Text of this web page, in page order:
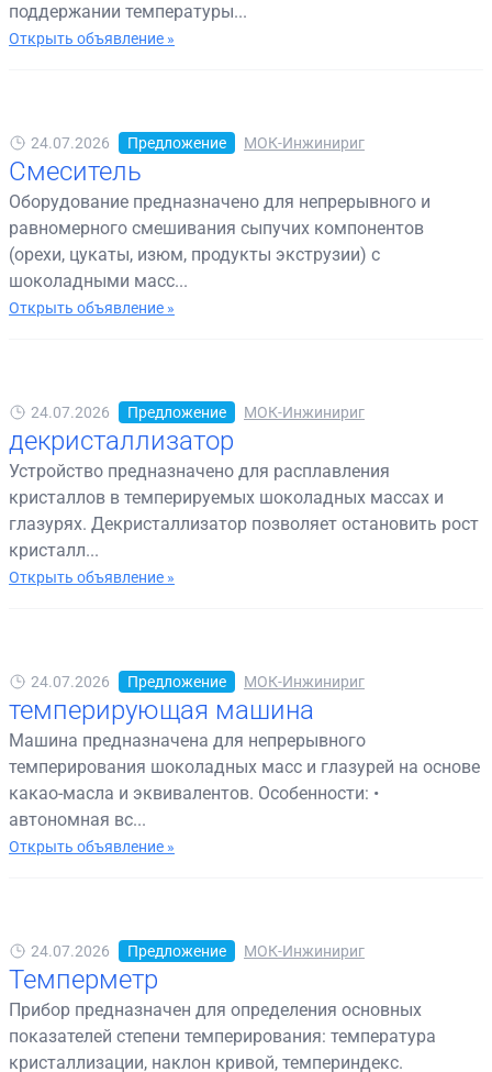
поддержании температуры...
Открыть объявление »
24.07.2026 Предложение МОК-Инжинириг
Смеситель
Оборудование предназначено для непрерывного и
равномерного смешивания сыпучих компонентов
(орехи, цукаты, изюм, продукты экструзии) с
шоколадными масс...
Открыть объявление »
24.07.2026 Предложение МОК-Инжинириг
декристаллизатор
Устройство предназначено для расплавления
кристаллов в темперируемых шоколадных массах и
глазурях. Декристаллизатор позволяет остановить рост
кристалл...
Открыть объявление »
24.07.2026 Предложение МОК-Инжинириг
темперирующая машина
Машина предназначена для непрерывного
темперирования шоколадных масс и глазурей на основе
какао-масла и эквивалентов. Особенности: •
автономная вс...
Открыть объявление »
24.07.2026 Предложение МОК-Инжинириг
Темперметр
Прибор предназначен для определения основных
показателей степени темперирования: температура
кристаллизации, наклон кривой, темпериндекс.